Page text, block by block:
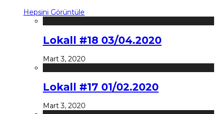
Hepsini Görüntüle
Lokall #18 03/04.2020
Mart 3, 2020
Lokall #17 01/02.2020
Mart 3, 2020